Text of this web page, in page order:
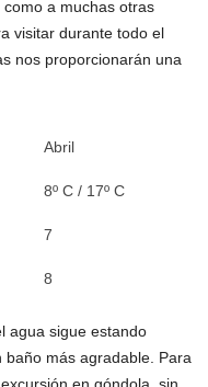
a muchas otras
visitar durante todo el
nos proporcionarán una
Abril
8º C / 17º C
7
8
agua sigue estando
más agradable. Para
en góndola, sin